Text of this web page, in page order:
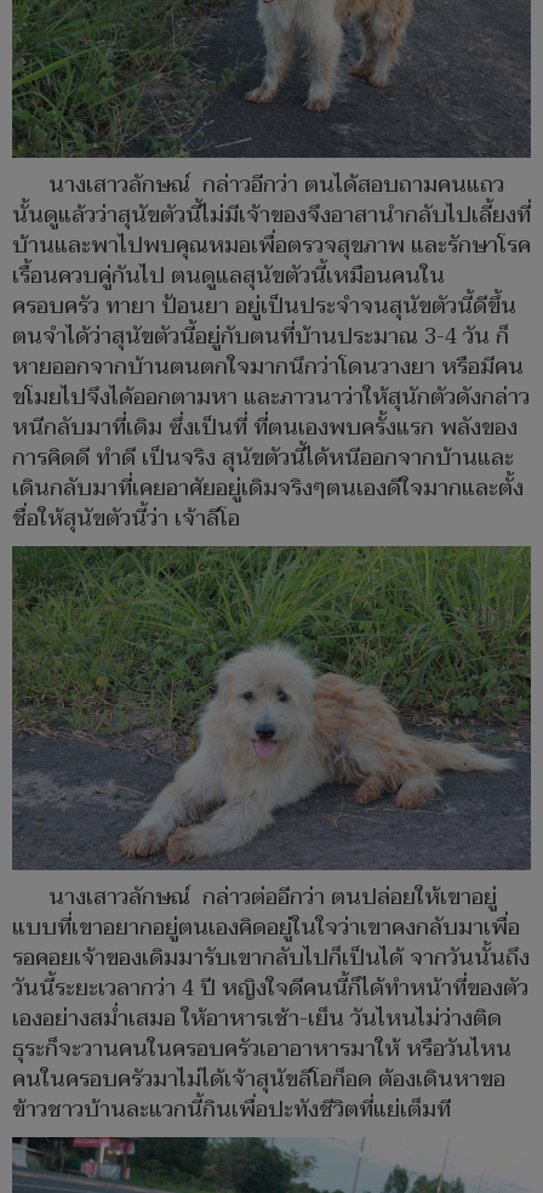
นางเสาวลักษณ์ กล่าวอีกว่า ตนได้สอบถามคนแถว
นั้นดูแล้วว่าสุนัขตัวนี้ไม่มีเจ้าของจึงอาสานำกลับไปเลี้ยงที่
บ้านและพาไปพบคุณหมอเพื่อตรวจสุขภาพ และรักษาโรค
เรื้อนควบคู่กันไป ตนดูแลสุนัขตัวนี้เหมือนคนใน
ครอบครัว ทายา ป้อนยา อยู่เป็นประจำจนสุนัขตัวนี้ดีขึ้น
ตนจำได้ว่าสุนัขตัวนี้อยู่กับตนที่บ้านประมาณ 3-4 วัน ก็
หายออกจากบ้านตนตกใจมากนึกว่าโดนวางยา หรือมีคน
ขโมยไปจึงได้ออกตามหา และภาวนาว่าให้สุนักตัวดังกล่าว
หนีกลับมาที่เดิม ซึ่งเป็นที่ ที่ตนเองพบครั้งแรก พลังของ
การคิดดี ทำดี เป็นจริง สุนัขตัวนี้ได้หนีออกจากบ้านและ
เดินกลับมาที่เคยอาศัยอยู่เดิมจริงๆตนเองดีใจมากและตั้ง
ชื่อให้สุนัขตัวนี้ว่า เจ้าลีโอ
นางเสาวลักษณ์ กล่าวต่ออีกว่า ตนปล่อยให้เขาอยู่
แบบที่เขาอยากอยู่ตนเองคิดอยู่ในใจว่าเขาคงกลับมาเพื่อ
รอคอยเจ้าของเดิมมารับเขากลับไปก็เป็นได้ จากวันนั้นถึง
วันนี้ระยะเวลากว่า 4 ปี หญิงใจดีคนนี้ก็ได้ทำหน้าที่ของตัว
เองอย่างสม่ำเสมอ ให้อาหารเช้า-เย็น วันไหนไม่ว่างติด
ธุระก็จะวานคนในครอบครัวเอาอาหารมาให้ หรือวันไหน
คนในครอบครัวมาไม่ได้เจ้าสุนัขลีโอก็อด ต้องเดินหาขอ
ข้าวชาวบ้านละแวกนี้กินเพื่อปะทังชีวิตที่แย่เต็มที